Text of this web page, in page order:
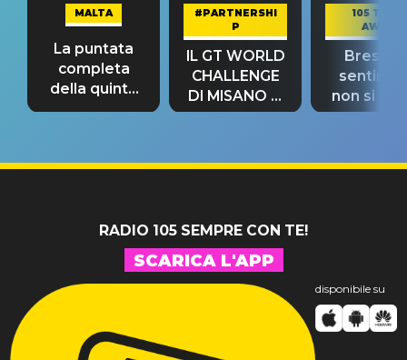
MALTA
La puntata
completa
della quinta
tappa
#PARTNERSHI
P
IL GT WORLD
CHALLENGE
DI MISANO si
riconferma
105 TAKE
AWAY
Bresh:
non si
fino alla
RADIO 105 SEMPRE CON TE!
SCARICA L'APP
disponibile su